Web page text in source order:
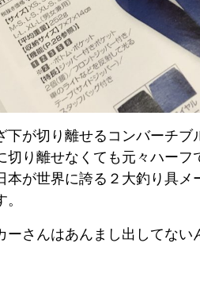
下が切り離せるコンバーチブ
切り離せなくても元々ハー
本が世界に誇る２大釣り具
ーさんはあんまし出してない